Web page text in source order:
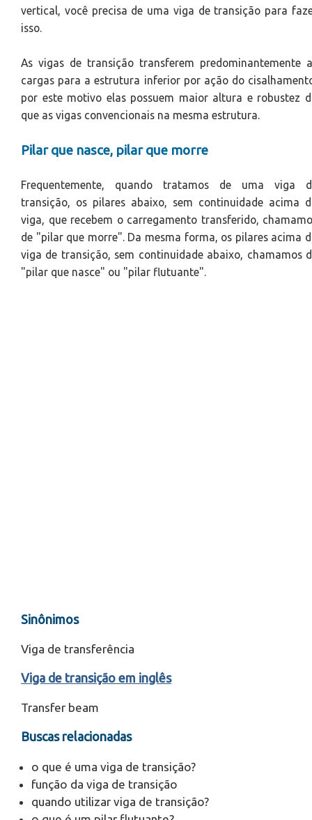
vertical, você precisa de uma viga de transição para
isso.
As vigas de transição transferem predominantemente
cargas para a estrutura inferior por ação do
por este motivo elas possuem maior altura e robustez
que as vigas convencionais na mesma estrutura.
Pilar que nasce, pilar que morre
Frequentemente, quando tratamos de uma viga
transição, os pilares abaixo, sem continuidade acima
viga, que recebem o carregamento transferido,
de "pilar que morre". Da mesma forma, os pilares acima
viga de transição, sem continuidade abaixo, chamamos
"pilar que nasce" ou "pilar flutuante".
Sinônimos
Viga de transferência
Viga de transição em inglês
Transfer beam
Buscas relacionadas
o que é uma viga de transição?
função da viga de transição
quando utilizar viga de transição?